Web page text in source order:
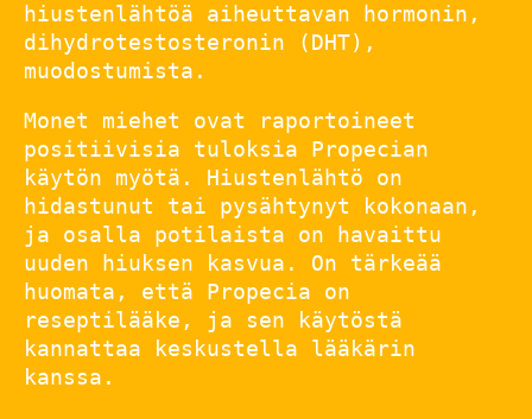
hiustenlähtöä aiheuttavan hormonin,
dihydrotestosteronin (DHT),
muodostumista.
Monet miehet ovat raportoineet
positiivisia tuloksia Propecian
käytön myötä. Hiustenlähtö on
hidastunut tai pysähtynyt kokonaan,
ja osalla potilaista on havaittu
uuden hiuksen kasvua. On tärkeää
huomata, että Propecia on
reseptilääke, ja sen käytöstä
kannattaa keskustella lääkärin
kanssa.